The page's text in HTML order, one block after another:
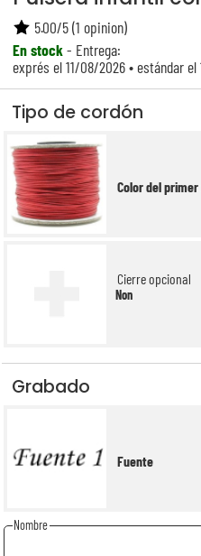
En stock- Entrega:
exprés el 11/08/2026 • estándar
5.00/5(1 opinion)
Tipo de cordón
Color del
Cierre opcional
Non
Grabado
Fuente
Nombre